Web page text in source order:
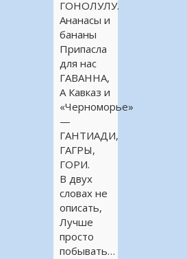
ГОНОЛУЛУ.
Ананасы и
бананы
Припасла
для нас
ГАВАННА,
А Кавказ и
«Черноморье»
—
ГАНТИАДИ,
ГАГРЫ,
ГОРИ.
В двух
словах не
описать,
Лучше
просто
побывать…